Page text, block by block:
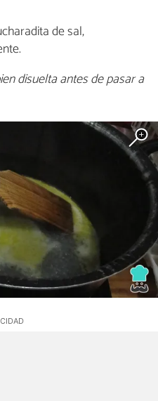
de sal,
disuelta antes de pasar a